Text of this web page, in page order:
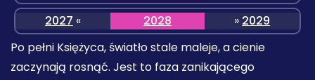
2027 « 2028 » 2029
Po pełni Księżyca, światło stale maleje, a cienie
zaczynają rosnąć. Jest to faza zanikającego